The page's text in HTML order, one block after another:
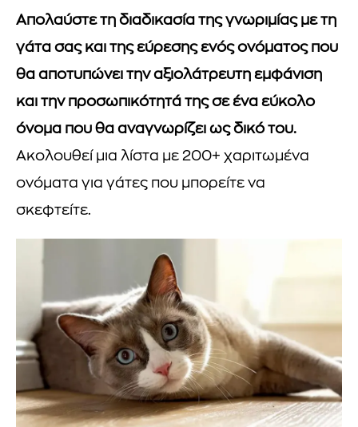
Απολαύστε τη διαδικασία της γνωριμίας με τη
γάτα σας και της εύρεσης ενός ονόματος που
θα αποτυπώνει την αξιολάτρευτη εμφάνιση
και την προσωπικότητά της σε ένα εύκολο
όνομα που θα αναγνωρίζει ως δικό του.
Ακολουθεί μια λίστα με 200+ χαριτωμένα
ονόματα για γάτες που μπορείτε να
σκεφτείτε.